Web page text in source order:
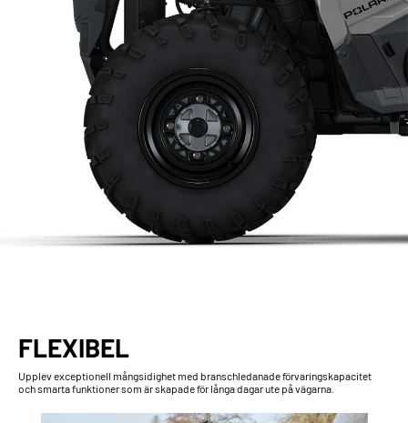
FLEXIBEL
Upplev exceptionell mångsidighet med branschledanade förvaringskapacitet
och smarta funktioner som är skapade för långa dagar ute på vägarna.